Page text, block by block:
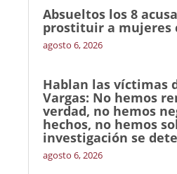
Absueltos los 8
prostituir a mujeres
agosto 6, 2026
Hablan las víctimas
Vargas: No hemos
verdad, no hemos
hechos, no hemos
investigación se
agosto 6, 2026